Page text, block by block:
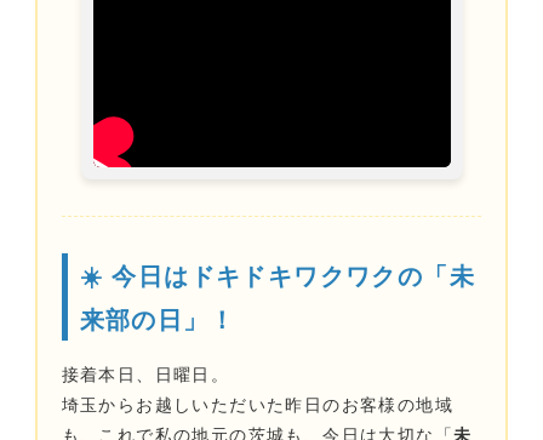
☀️ 今日はドキドキワクワクの「未
来部の日」！
接着本日、日曜日。
埼玉からお越しいただいた昨日のお客様の地域
も、これで私の地元の茨城も、今日は大切な「未